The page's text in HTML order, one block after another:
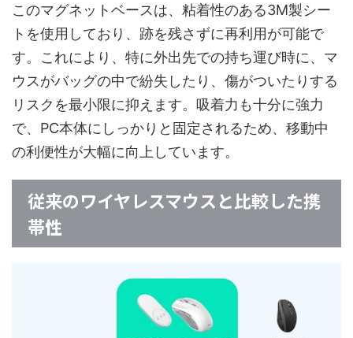
このマグネットベースは、粘着性のある3M製シー
トを使用しており、跡を残さずに再利用が可能で
す。これにより、特に外出先での持ち運び時に、マ
ウスがバッグの中で紛失したり、傷がついたりする
リスクを最小限に抑えます。吸着力も十分に強力
で、PC本体にしっかりと固定されるため、移動中
の利便性が大幅に向上しています。
従来のワイヤレスマウスと比較した携
帯性